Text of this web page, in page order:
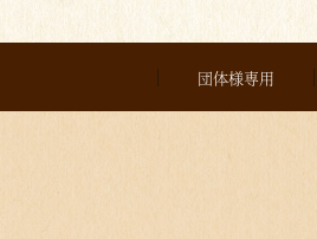
団体様専用